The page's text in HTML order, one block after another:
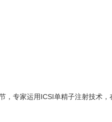
专家运用ICSI单精子注射技术